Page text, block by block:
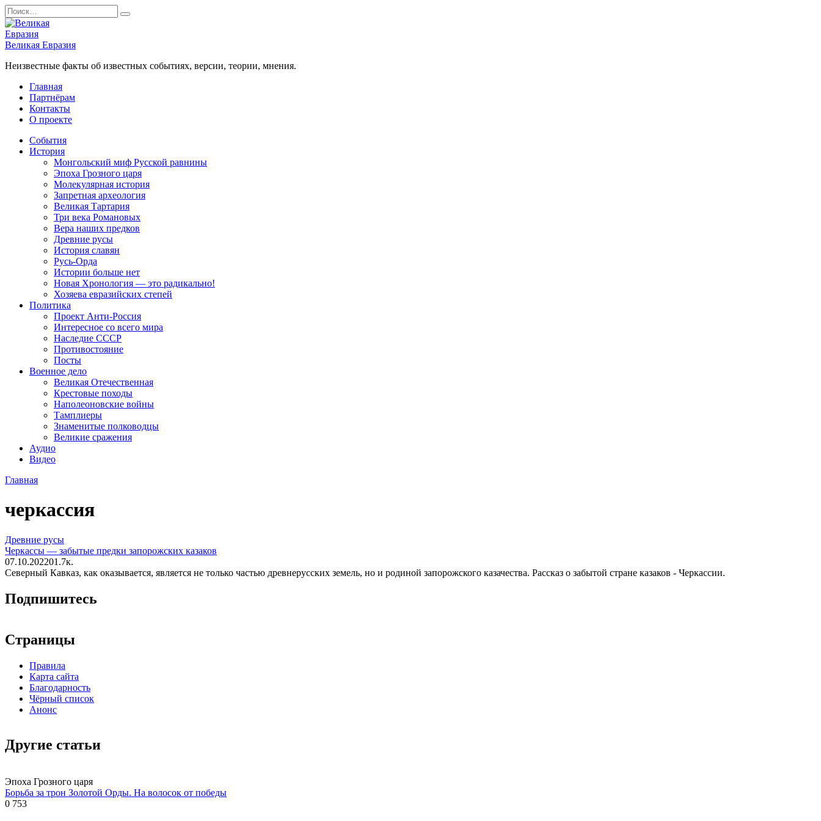
Перейти
к
содержанию
Search
for:
Великая Евразия
Неизвестные факты об известных событиях, версии, теории, мнения.
Главная
Партнёрам
Контакты
О проекте
События
История
Монгольский миф Русской равнины
Эпоха Грозного царя
Молекулярная история
Запретная археология
Великая Тартария
Три века Романовых
Вера наших предков
Древние русы
История славян
Русь-Орда
Истории больше нет
Новая Хронология — это радикально!
Хозяева евразийских степей
Политика
Проект Анти-Россия
Интересное со всего мира
Наследие СССР
Противостояние
Посты
Военное дело
Великая Отечественная
Крестовые походы
Наполеоновские войны
Тамплиеры
Знаменитые полководцы
Великие сражения
Аудио
Видео
Главная
черкассия
Древние русы
Черкассы — забытые предки запорожских казаков
07.10.202201.7к.
Северный Кавказ, как оказывается, является не только частью древнерусских земель, но и родиной запорожского казачества. Рассказ о забытой стране казаков - Черкассии.
Подпишитесь
Страницы
Правила
Карта сайта
Благодарность
Чёрный список
Анонс
Другие статьи
Эпоха Грозного царя
Борьба за трон Золотой Орды. На волосок от победы
0 753